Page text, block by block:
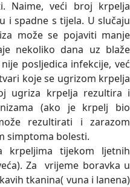
Naime, veći broj krpelja
i spadne s tijela. U slučaju
može se pojaviti manje
nekoliko dana uz blaže
posljedica infekcije, već
koje se ugrizom krpelja
ugriza krpelja rezultira i
(ako je krpelj bio
rezultirati i zarazom
simptoma bolesti.
krpeljima tijekom ljetnih
Za vrijeme boravka u
tkanina( vuna i lanena)